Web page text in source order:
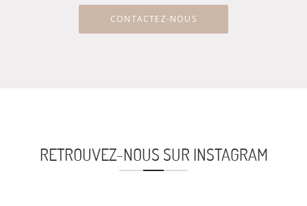
CONTACTEZ-NOUS
RETROUVEZ-NOUS SUR INSTAGRAM